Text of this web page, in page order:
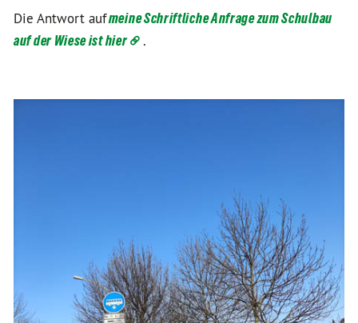
Die Antwort aufmeine Schriftliche Anfrage zum Schulbau
auf der Wiese ist hier
.